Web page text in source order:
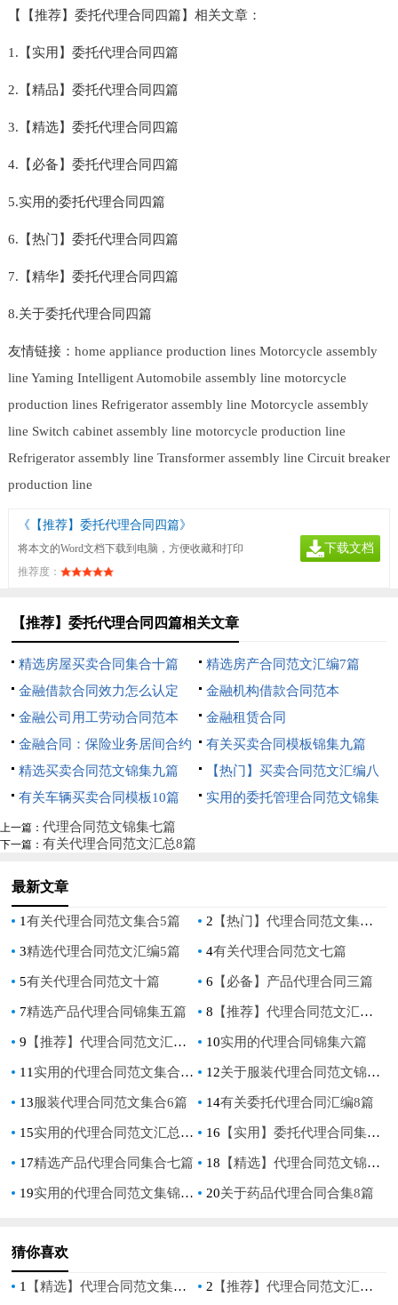
【【推荐】委托代理合同四篇】相关文章：
1.【实用】委托代理合同四篇
2.【精品】委托代理合同四篇
3.【精选】委托代理合同四篇
4.【必备】委托代理合同四篇
5.实用的委托代理合同四篇
6.【热门】委托代理合同四篇
7.【精华】委托代理合同四篇
8.关于委托代理合同四篇
友情链接： home appliance production lines Motorcycle assembly
line Yaming Intelligent Automobile assembly line motorcycle
production lines Refrigerator assembly line Motorcycle assembly
line Switch cabinet assembly line motorcycle production line
Refrigerator assembly line Transformer assembly line Circuit breaker
production line
《【推荐】委托代理合同四篇》
将本文的Word文档下载到电脑，方便收藏和打印
推荐度：
下载文档
【推荐】委托代理合同四篇相关文章
精选房屋买卖合同集合十篇
精选房产合同范文汇编7篇
金融借款合同效力怎么认定
金融机构借款合同范本
金融公司用工劳动合同范本
金融租赁合同
金融合同：保险业务居间合约
有关买卖合同模板锦集九篇
精选买卖合同范文锦集九篇
【热门】买卖合同范文汇编八
篇
有关车辆买卖合同模板10篇
实用的委托管理合同范文锦集
上一篇： 代理合同范文锦集七篇
下一篇： 有关代理合同范文汇总8篇
最新文章
1有关代理合同范文集合5篇 2 【热门】代理合同范文集锦五篇
3精选代理合同范文汇编5篇 4有关代理合同范文七篇
5有关代理合同范文十篇 6 【必备】产品代理合同三篇
7精选产品代理合同锦集五篇 8 【推荐】代理合同范文汇编九篇
9 【推荐】代理合同范文汇总八篇 10实用的代理合同锦集六篇
11 实用的代理合同范文集合七篇 12关于服装代理合同范文锦集7篇
13 服装代理合同范文集合6篇 14有关委托代理合同汇编8篇
15实用的代理合同范文汇总5篇 16 【实用】委托代理合同集锦七篇
17精选产品代理合同集合七篇 18 【精选】代理合同范文锦集七篇
19实用的代理合同范文集锦八篇 20关于药品代理合同合集8篇
猜你喜欢
1 【精选】代理合同范文集合7篇 2 【推荐】代理合同范文汇总八篇